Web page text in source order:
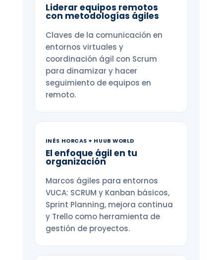
Liderar equipos remotos
con metodologías ágiles
Claves de la comunicación en
entornos virtuales y
coordinación ágil con Scrum
para dinamizar y hacer
seguimiento de equipos en
remoto.
INÉS HORCAS + HUUB WORLD
El enfoque ágil en tu
organización
Marcos ágiles para entornos
VUCA: SCRUM y Kanban básicos,
Sprint Planning, mejora continua
y Trello como herramienta de
gestión de proyectos.